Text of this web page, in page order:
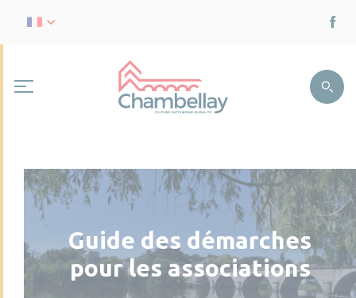
Guide des démarches
pour les associations